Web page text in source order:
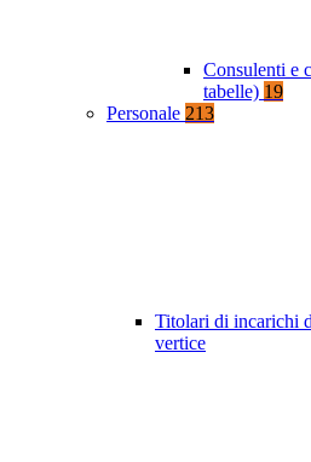
Consulenti e
tabelle) 19
Personale 213
Titolari di incarichi
vertice